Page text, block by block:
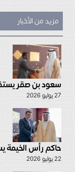
مزيد من الأخبار
سعود بن صقر
27 يوليو 2026
حاكم رأس الخيمة
22 يوليو 2026